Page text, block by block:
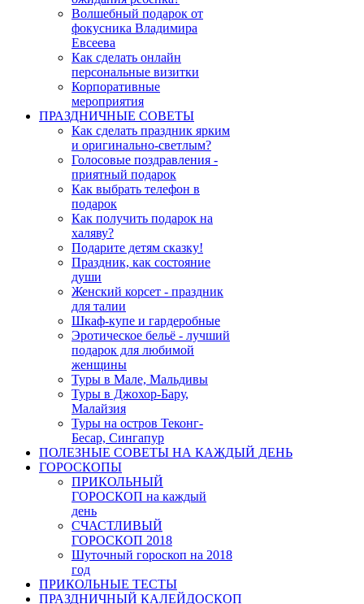
Волшебный подарок от
фокусника Владимира
Евсеева
Как сделать онлайн
персональные визитки
Корпоративные
мероприятия
ПРАЗДНИЧНЫЕ СОВЕТЫ
Как сделать праздник ярким
и оригинально-светлым?
Голосовые поздравления -
приятный подарок
Как выбрать телефон в
подарок
Как получить подарок на
халяву?
Подарите детям сказку!
Праздник, как состояние
души
Женский корсет - праздник
для талии
Шкаф-купе и гардеробные
Эротическое бельё - лучший
подарок для любимой
женщины
Туры в Мале, Мальдивы
Туры в Джохор-Бару,
Малайзия
Туры на остров Теконг-
Бесар, Сингапур
ПОЛЕЗНЫЕ СОВЕТЫ НА КАЖДЫЙ ДЕНЬ
ГОРОСКОПЫ
ПРИКОЛЬНЫЙ
ГОРОСКОП на каждый
день
СЧАСТЛИВЫЙ
ГОРОСКОП 2018
Шуточный гороскоп на 2018
год
ПРИКОЛЬНЫЕ ТЕСТЫ
ПРАЗДНИЧНЫЙ КАЛЕЙДОСКОП